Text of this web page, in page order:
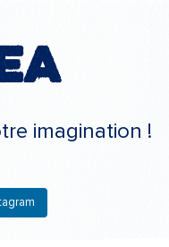
imagination !